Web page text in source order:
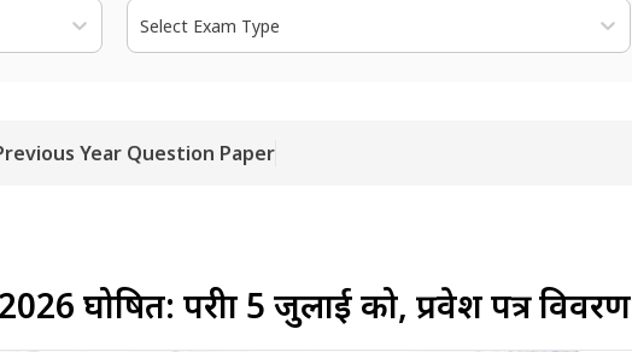
Select Exam Type
Year Question Paper
घोषित: परीक्षा 5 जुलाई को, प्रवेश पत्र विवरण